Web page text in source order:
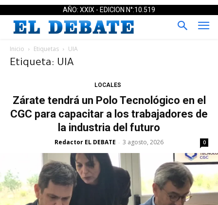
AÑO: XXIX - EDICION N°:10.519
Inicio Etiquetas UIA
Etiqueta: UIA
LOCALES
Zárate tendrá un Polo Tecnológico en el
CGC para capacitar a los trabajadores de
la industria del futuro
Redactor EL DEBATE - 3 agosto, 2026 0